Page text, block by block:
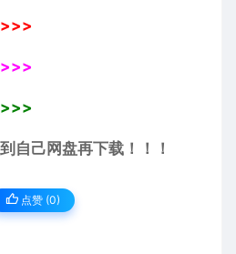
自己网盘再下载！！！
点赞 (0)